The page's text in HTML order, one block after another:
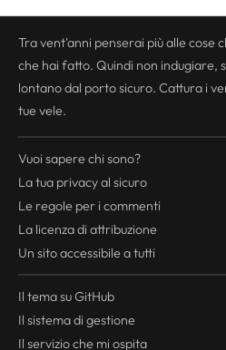
Tra vent'anni penserai più alle cose
che hai fatto. Quindi non indugiare,
lontano dal porto sicuro. Cattura i
tue vele.
Vuoi sapere chi sono?
La tua privacyal sicuro
Le regole per i commenti
La licenza di attribuzione
Un sito accessibile a tutti
Il tema su GitHub
Il sistema di gestione
Il servizio che mi ospita